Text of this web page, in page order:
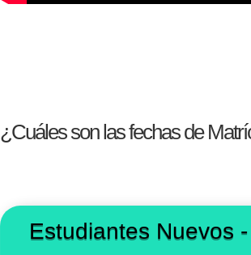
¿Cuáles son las fechas de
Estudiantes Nuevos